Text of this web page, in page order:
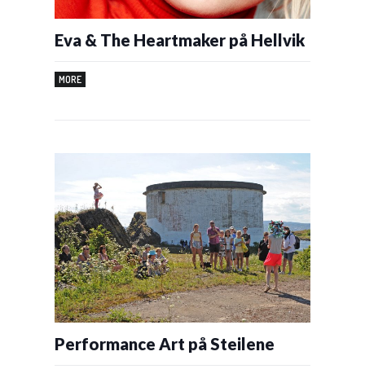
Eva & The Heartmaker på Hellvik
MORE
Performance Art på Steilene